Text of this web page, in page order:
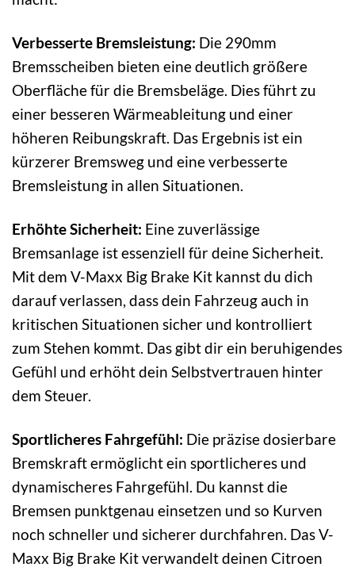
Verbesserte Bremsleistung: Die 290mm
Bremsscheiben bieten eine deutlich größere
Oberfläche für die Bremsbeläge. Dies führt zu
einer besseren Wärmeableitung und einer
höheren Reibungskraft. Das Ergebnis ist ein
kürzerer Bremsweg und eine verbesserte
Bremsleistung in allen Situationen.
Erhöhte Sicherheit: Eine zuverlässige
Bremsanlage ist essenziell für deine Sicherheit.
Mit dem V-Maxx Big Brake Kit kannst du dich
darauf verlassen, dass dein Fahrzeug auch in
kritischen Situationen sicher und kontrolliert
zum Stehen kommt. Das gibt dir ein beruhigendes
Gefühl und erhöht dein Selbstvertrauen hinter
dem Steuer.
Sportlicheres Fahrgefühl: Die präzise dosierbare
Bremskraft ermöglicht ein sportlicheres und
dynamischeres Fahrgefühl. Du kannst die
Bremsen punktgenau einsetzen und so Kurven
noch schneller und sicherer durchfahren. Das V-
Maxx Big Brake Kit verwandelt deinen Citroen